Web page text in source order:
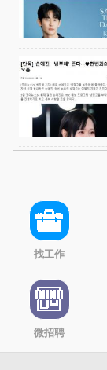
找工作
微招聘